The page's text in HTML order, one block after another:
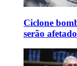
Ciclone
serão